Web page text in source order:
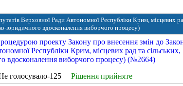
Верховної Ради Автономної Республіки Крим, місцевих
юридичного вдосконалення виборчого процесу)
проекту Закону про внесення змін до
Республіки Крим, місцевих рад та сільських,
вдосконалення виборчого процесу) (№2664)
голосувало-125
Рішення прийняте